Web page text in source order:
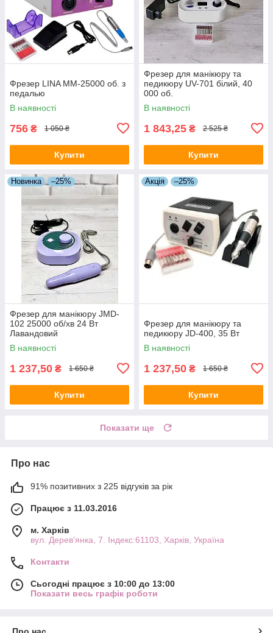
Фрезер LINA MM-25000 об. з
педалью
В наявності
756 ₴ 1 050 ₴
Купити
Фрезер для манікюру та
педикюру UV-701 білий, 40
000 об.
В наявності
1 843,25 ₴ 2 525 ₴
Купити
Новинка –25%
Фрезер для манікюру JMD-
102 25000 об/хв 24 Вт
Лавандовий
В наявності
1 237,50 ₴ 1 650 ₴
Купити
Акція –25%
Фрезер для манікюру та
педикюру JD-400, 35 Вт
В наявності
1 237,50 ₴ 1 650 ₴
Купити
Показати ще
Про нас
91% позитивних з 225 відгуків за рік
Працює з 11.03.2016
м. Харків
вул. Дерев'янка, 7. Індекс:61103, Харків, Україна
Контакти
Сьогодні працює з 10:00 до 13:00
Показати весь графік роботи